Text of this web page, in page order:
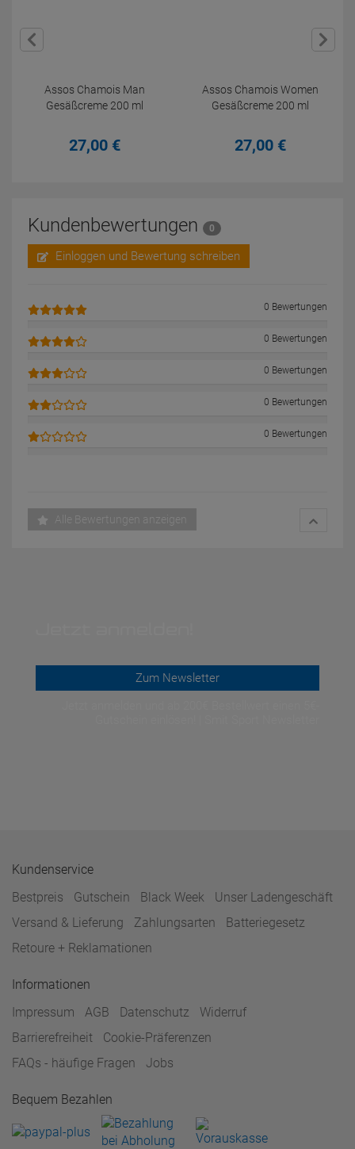
Assos Chamois Man
Gesäßcreme 200 ml
27,00 €
Assos Chamois Women
Gesäßcreme 200 ml
27,00 €
Kundenbewertungen 0
Einloggen und Bewertung schreiben
0 Bewertungen
0 Bewertungen
0 Bewertungen
0 Bewertungen
0 Bewertungen
Alle Bewertungen anzeigen
Zum Newsletter
Kundenservice
Bestpreis
Gutschein Black Week
Unser Ladengeschäft
Versand & Lieferung
Zahlungsarten
Batteriegesetz
Retoure + Reklamationen
Informationen
Impressum
AGB Datenschutz
Widerruf
Barrierefreiheit
Cookie-Präferenzen
FAQs - häufige Fragen
Jobs
Bequem Bezahlen